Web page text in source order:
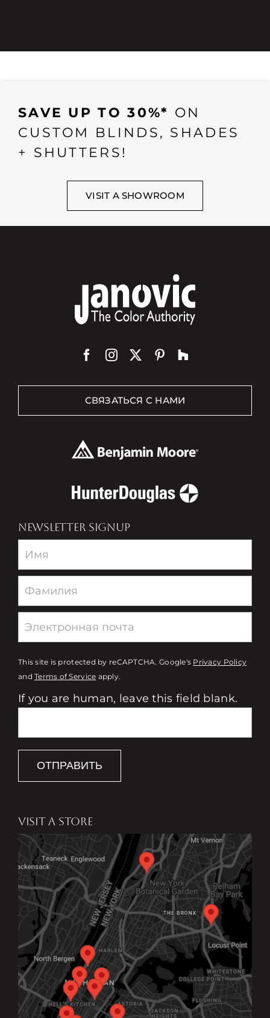
SAVE UP TO 30%* ON
CUSTOM BLINDS, SHADES
+ SHUTTERS!
VISIT A SHOWROOM
СВЯЗАТЬСЯ С НАМИ
NEWSLETTER SIGNUP
Newsletter
This site is protected by reCAPTCHA. Google's Privacy Policy
andTerms of Service apply.
If you are human, leave this field blank.
ОТПРАВИТЬ
VISIT A STORE